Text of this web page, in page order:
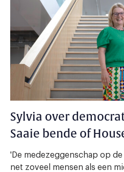
Sylvia over
Saaie bende of
'De medezeggenschap op
net zoveel mensen als een